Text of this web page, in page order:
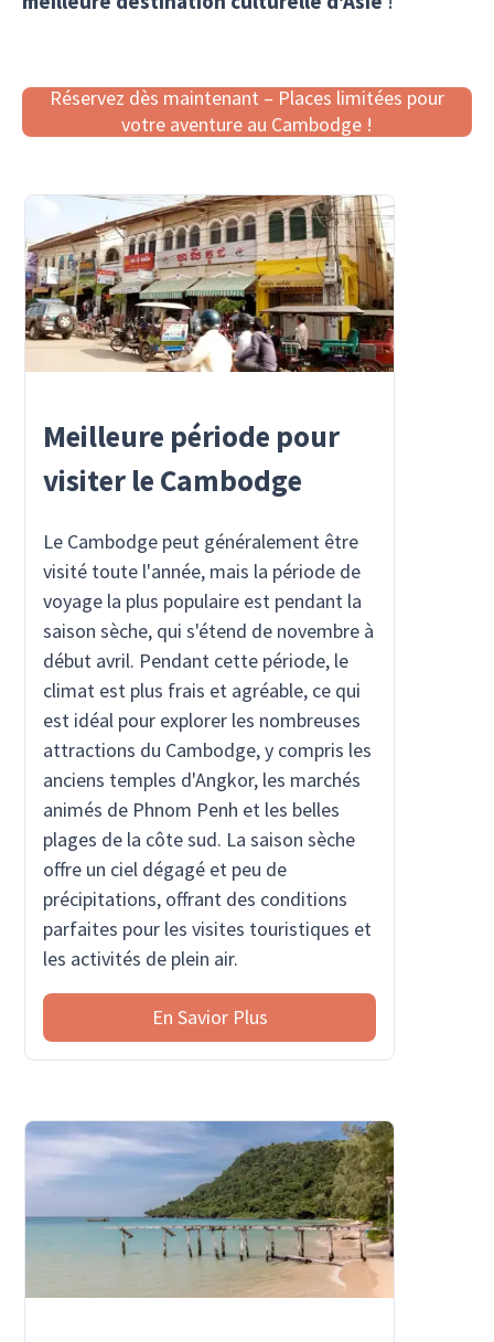
Réservez dès maintenant – Places limitées pour
votre aventure au Cambodge !
Meilleure période pour
visiter le Cambodge
Le Cambodge peut généralement être
visité toute l'année, mais la période de
voyage la plus populaire est pendant la
saison sèche, qui s'étend de novembre à
début avril. Pendant cette période, le
climat est plus frais et agréable, ce qui
est idéal pour explorer les nombreuses
attractions du Cambodge, y compris les
anciens temples d'Angkor, les marchés
animés de Phnom Penh et les belles
plages de la côte sud. La saison sèche
offre un ciel dégagé et peu de
précipitations, offrant des conditions
parfaites pour les visites touristiques et
les activités de plein air.
En Savior Plus